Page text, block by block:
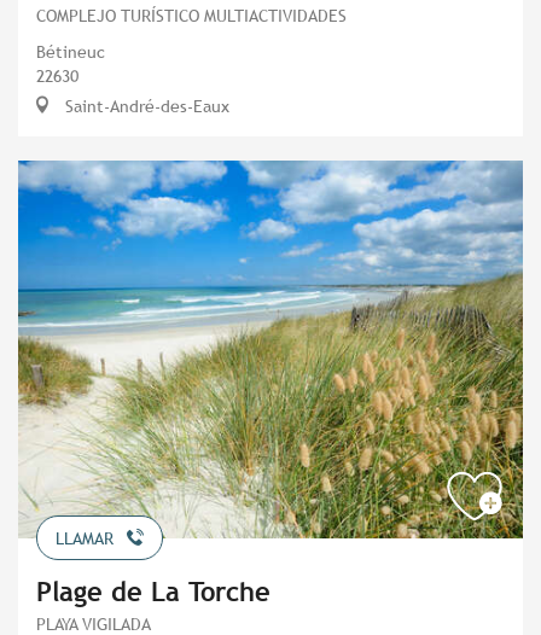
COMPLEJO TURÍSTICO MULTIACTIVIDADES
Bétineuc
22630
Saint-André-des-Eaux
LLAMAR
Plage de La Torche
PLAYA VIGILADA